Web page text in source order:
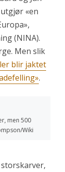
«en
(NINA).
Men slik
blir jaktet
.
men 500
Wiki